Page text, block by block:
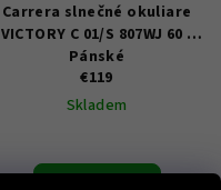
Carrera slnečné okuliare
VICTORY C 01/S 807WJ 60 -
Pánské
€119
Skladem